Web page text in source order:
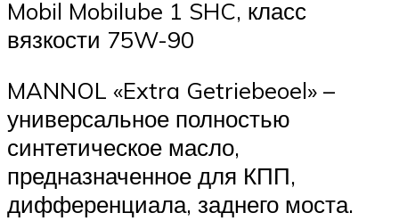
Mobil Mobilube 1 SHC, класс
вязкости 75W-90
MANNOL «Extra Getriebeoel» –
универсальное полностью
синтетическое масло,
предназначенное для КПП,
дифференциала, заднего моста.